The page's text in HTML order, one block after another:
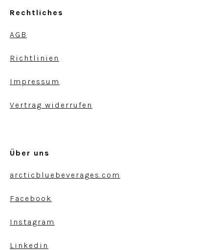
Rechtliches
AGB
Richtlinien
Impressum
Vertrag widerrufen
Über uns
arcticbluebeverages.com
Facebook
Instagram
Linkedin